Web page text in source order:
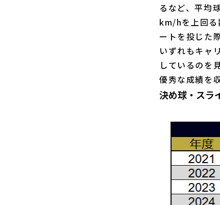
るなど、平均
km/hを上回る
ートを投じた
いずれもキャ
しているのを
優秀な成績を
決め球・スラ